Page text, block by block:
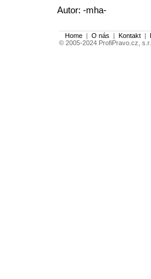
Autor: -mha-
Home | O nás | Kontakt |
© 2005-2024 ProfiPravo.cz,